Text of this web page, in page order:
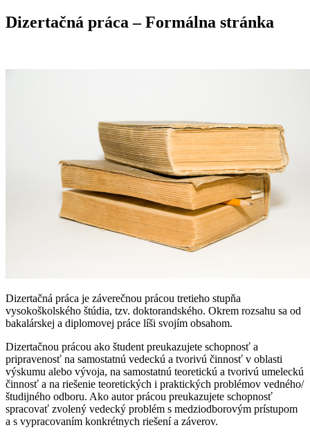
Dizertačná práca – Formálna stránka
Dizertačná práca je záverečnou prácou tretieho stupňa
vysokoškolského štúdia, tzv. doktorandského. Okrem rozsahu sa od
bakalárskej a diplomovej práce líši svojím obsahom.
Dizertačnou prácou ako študent preukazujete schopnosť a
pripravenosť na samostatnú vedeckú a tvorivú činnosť v oblasti
výskumu alebo vývoja, na samostatnú teoretickú a tvorivú umeleckú
činnosť a na riešenie teoretických i praktických problémov vedného/
študijného odboru. Ako autor prácou preukazujete schopnosť
spracovať zvolený vedecký problém s medziodborovým prístupom
a s vypracovaním konkrétnych riešení a záverov.